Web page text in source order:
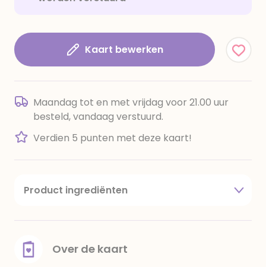
Kaart bewerken
Maandag tot en met vrijdag voor 21.00 uur
besteld, vandaag verstuurd.
Verdien 5 punten met deze kaart!
Product ingrediënten
amandelen,cacaomassa, emulgator (sojalecithine),
voedingszuur: citroenzuur E 330, verdikkingsmiddel
E415, water, bevochtigingsmiddel E422, emulgator:
Over de kaart